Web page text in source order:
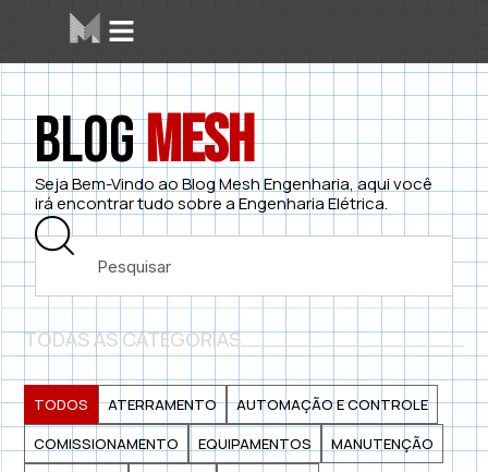
BlogMesh
Seja Bem-Vindo ao Blog Mesh Engenharia, aqui você
irá encontrar tudo sobre a Engenharia Elétrica.
TODAS AS CATEGORIAS
ATERRAMENTO
AUTOMAÇÃO E CONTROLE
COMISSIONAMENTO
EQUIPAMENTOS
MANUTENÇÃO
TODOS